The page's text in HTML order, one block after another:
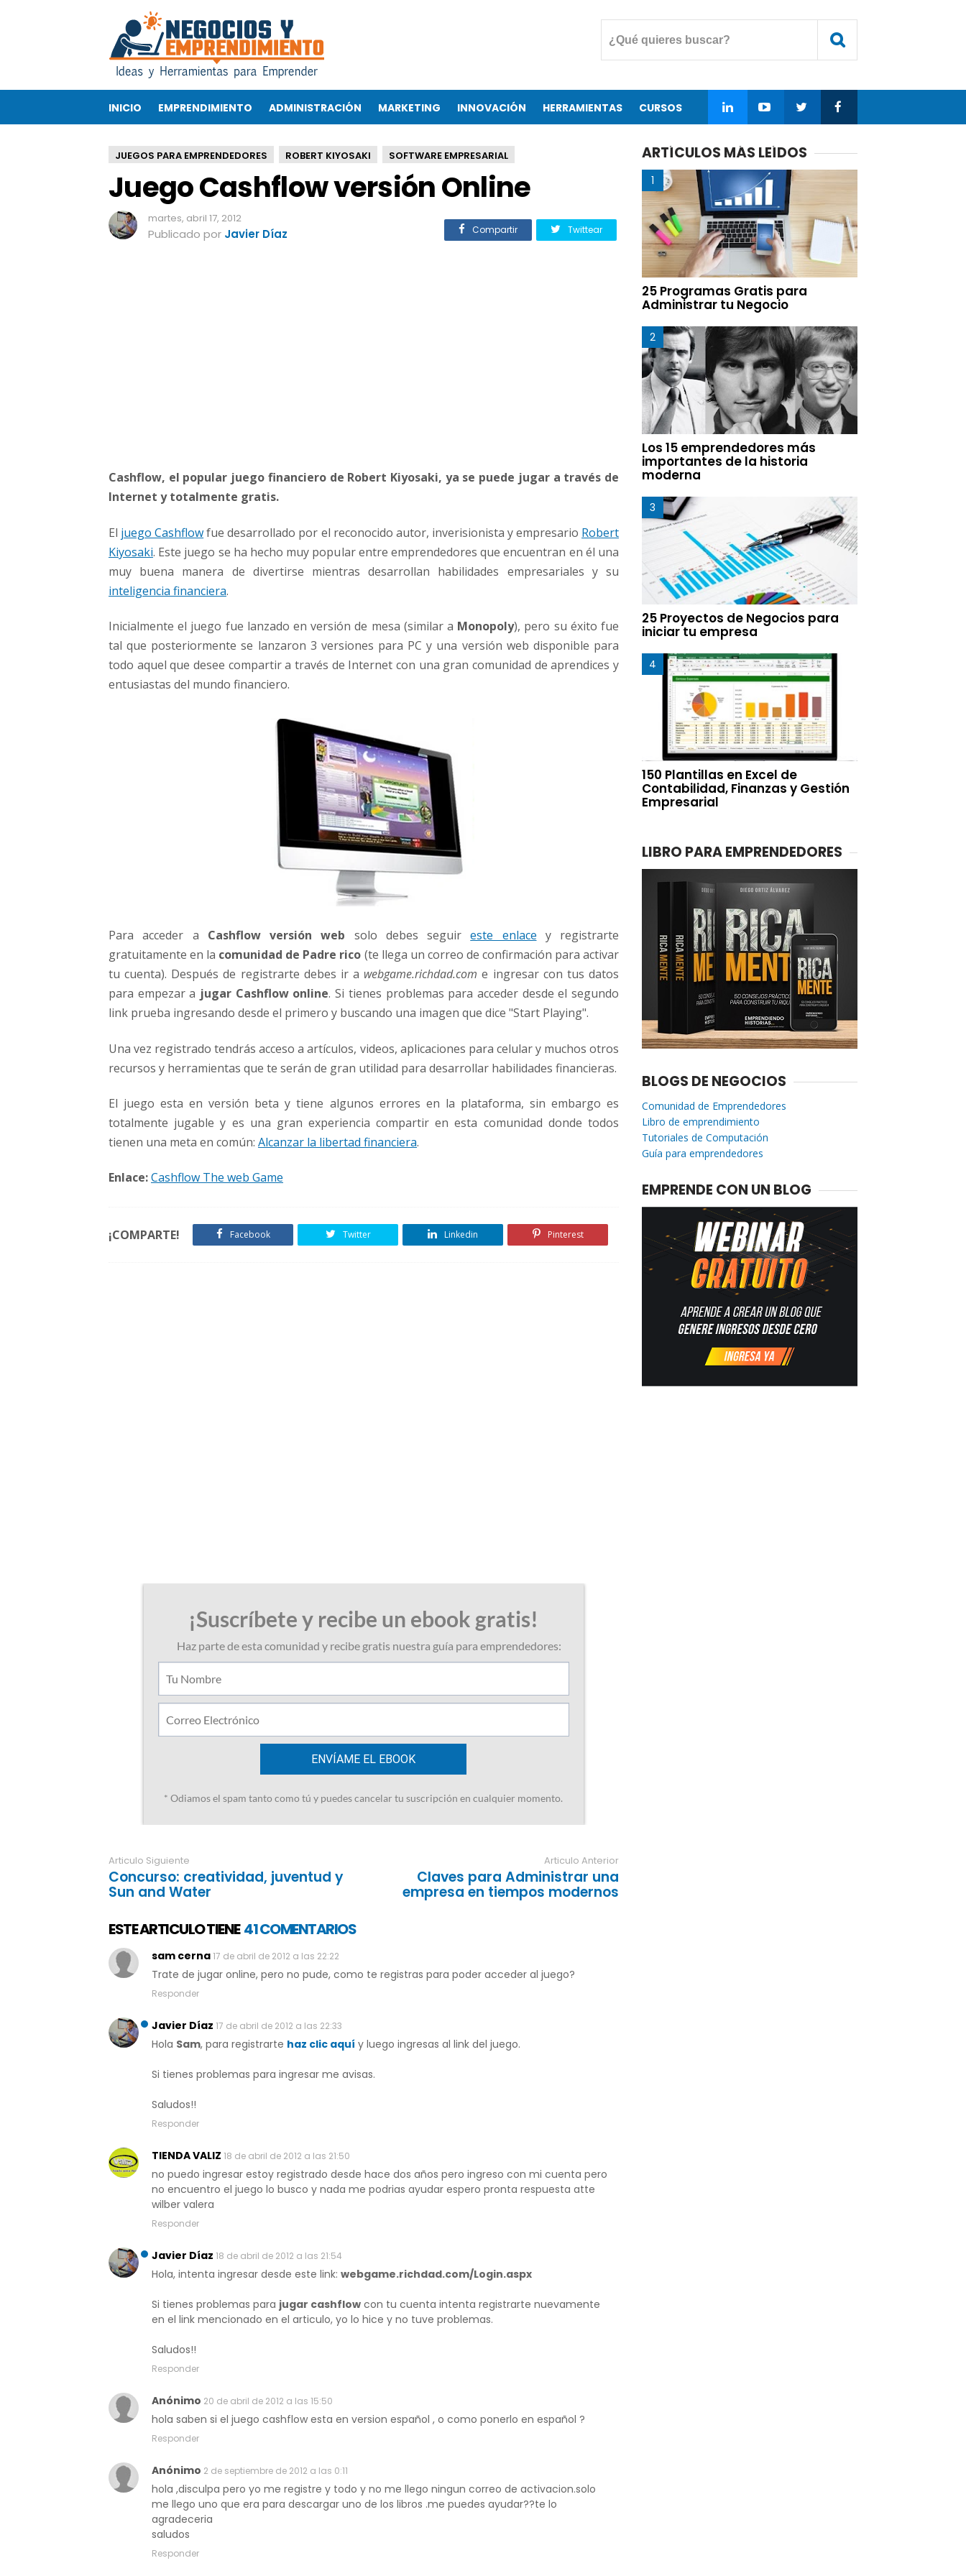
e
a
s
h
f
o
v
e
INICIO EMPRENDIMIENTO ADMINISTRACIÓN MARKETING INNOVACIÓN HERRAMIENTAS CURSOS
JUEGOS PARA EMPRENDEDORES ROBERT KIYOSAKI SOFTWARE EMPRESARIAL
Juego Cashflow versión Online
martes, abril 17, 2012
Publicado por Javier Díaz Compartir Twittear
Cashflow, el popular juego financiero de Robert Kiyosaki, ya se puede jugar a través de
Internet y totalmente gratis.
El juego Cashflowfue desarrollado por el reconocido autor, inverisionista y empresario Robert
Kiyosaki. Este juego se ha hecho muy popular entre emprendedores que encuentran en él una
muy buena manera de divertirse mientras desarrollan habilidades empresariales y su
inteligencia financiera.
Inicialmente el juego fue lanzado en versión de mesa (similar a Monopoly), pero su éxito fue
tal que posteriormente se lanzaron 3 versiones para PC y una versión web disponible para
todo aquel que desee compartir a través de Internet con una gran comunidad de aprendices y
entusiastas del mundo financiero.
Para acceder a Cashflow versión web solo debes seguireste enlace y registrarte
gratuitamente en la comunidad de Padre rico (te llega un correo de confirmación para activar
tu cuenta). Después de registrarte debes ir a webgame.richdad.com e ingresar con tus datos
para empezar a jugar Cashflow online. Si tienes problemas para acceder desde el segundo
link prueba ingresando desde el primero y buscando una imagen que dice "Start Playing".
Una vez registrado tendrás acceso a artículos, videos, aplicaciones para celular y muchos otros
recursos y herramientas que te serán de gran utilidad para desarrollar habilidades financieras.
El juego esta en versión beta y tiene algunos errores en la plataforma, sin embargo es
totalmente jugable y es una gran experiencia compartir en esta comunidad donde todos
tienen una meta en común: Alcanzar la libertad financiera.
Enlace:Cashflow The web Game
¡COMPARTE! Facebook Twitter Linkedin Pinterest
Articulo Siguiente
Concurso: creatividad, juventud y
Sun and Water
Articulo Anterior
Claves para Administrar una
empresa en tiempos modernos
ESTE ARTICULO TIENE 41 COMENTARIOS
sam cerna17 de abril de 2012 a las 22:22
Trate de jugar online, pero no pude, como te registras para poder acceder al juego?
Responder
Javier Díaz 17 de abril de 2012 a las 22:33
Hola Sam, para registrarte haz clic aquí y luego ingresas al link del juego.
Si tienes problemas para ingresar me avisas.
Saludos!!
Responder
TIENDA VALIZ 18 de abril de 2012 a las 21:50
no puedo ingresar estoy registrado desde hace dos años pero ingreso con mi cuenta pero
no encuentro el juego lo busco y nada me podrias ayudar espero pronta respuesta atte
wilber valera
Responder
Javier Díaz 18 de abril de 2012 a las 21:54
Hola, intenta ingresar desde este link: webgame.richdad.com/Login.aspx
Si tienes problemas para jugar cashflow con tu cuenta intenta registrarte nuevamente
en el link mencionado en el articulo, yo lo hice y no tuve problemas.
Saludos!!
Responder
Anónimo 20 de abril de 2012 a las 15:50
hola saben si el juego cashflow esta en version español , o como ponerlo en español ?
Responder
Anónimo 2 de septiembre de 2012 a las 0:11
hola ,disculpa pero yo me registre y todo y no me llego ningun correo de activacion.solo
me llego uno que era para descargar uno de los libros .me puedes ayudar??te lo
agradeceria
saludos
Responder
ARTÍCULOS MÁS LEÍDOS
25 Programas Gratis para
Administrar tu Negocio
Los 15 emprendedores más
importantes de la historia
moderna
25 Proyectos de Negocios para
iniciar tu empresa
150 Plantillas en Excel de
Contabilidad, Finanzas y Gestión
Empresarial
LIBRO PARA EMPRENDEDORES
BLOGS DE NEGOCIOS
Comunidad de Emprendedores
Libro de emprendimiento
Tutoriales de Computación
Guía para emprendedores
EMPRENDE CON UN BLOG